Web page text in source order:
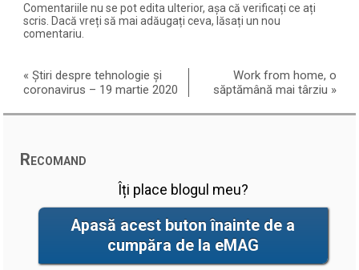
Comentariile nu se pot edita ulterior, așa că verificați ce ați
scris. Dacă vreți să mai adăugați ceva, lăsați un nou
comentariu.
«Știri despre tehnologie și
coronavirus – 19 martie 2020
Work from home, o
săptămână mai târziu »
Recomand
Îți place blogul meu?
Apasă acest buton înainte de a
cumpăra de la eMAG